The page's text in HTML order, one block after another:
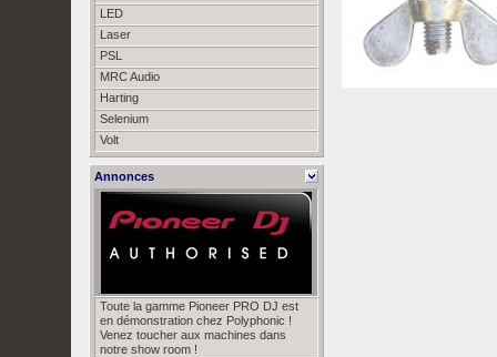
LED
Laser
PSL
MRC Audio
Harting
Selenium
Volt
Annonces
Toute la gamme Pioneer PRO DJ est
en démonstration chez Polyphonic !
Venez toucher aux machines dans
notre show room !